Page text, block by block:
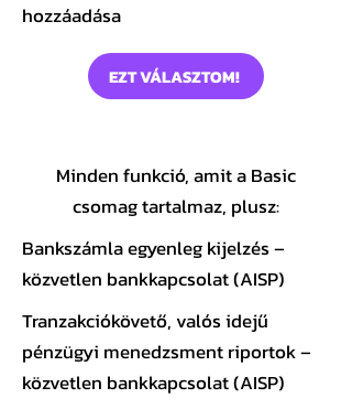
hozzáadása
EZT VÁLASZTOM!
Minden funkció, amit a Basic
csomag tartalmaz, plusz:
Bankszámla egyenleg kijelzés –
közvetlen bankkapcsolat (AISP)
Tranzakciókövető, valós idejű
pénzügyi menedzsment riportok –
közvetlen bankkapcsolat (AISP)